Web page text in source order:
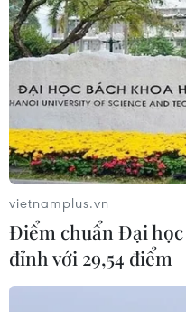
TIN CÙNG
Ngành đường sắt
1.500 container vận tải
Trung Quốc
09/08/2026 10:17
vietnamplus.vn
Điểm chuẩn Đại học
đỉnh với 29,54 điểm